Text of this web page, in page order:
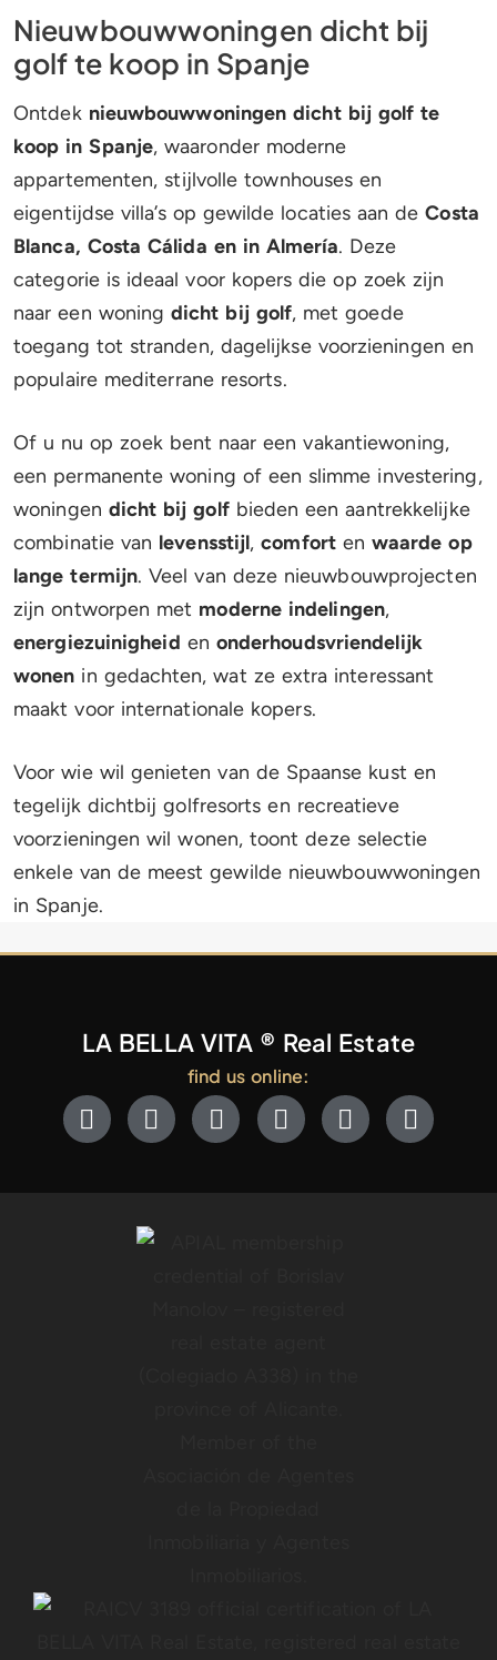
Nieuwbouwwoningen dicht bij
golf te koop in Spanje
Ontdek nieuwbouwwoningen dicht bij golf te
koop in Spanje, waaronder moderne
appartementen, stijlvolle townhouses en
eigentijdse villa’s op gewilde locaties aan deCosta
Blanca, Costa Cálida en in Almería. Deze
categorie is ideaal voor kopers die op zoek zijn
naar een woning dicht bij golf, met goede
toegang tot stranden, dagelijkse voorzieningen en
populaire mediterrane resorts.
Of u nu op zoek bent naar een vakantiewoning,
een permanente woning of een slimme investering,
woningen dicht bij golfbieden een aantrekkelijke
combinatie van levensstijl,comforten waarde op
lange termijn. Veel van deze nieuwbouwprojecten
zijn ontworpen met moderne indelingen,
energiezuinigheid en onderhoudsvriendelijk
wonen in gedachten, wat ze extra interessant
maakt voor internationale kopers.
Voor wie wil genieten van de Spaanse kust en
tegelijk dichtbij golfresorts en recreatieve
voorzieningen wil wonen, toont deze selectie
enkele van de meest gewilde nieuwbouwwoningen
in Spanje.
LA BELLA VITA ® Real Estate
find us online: